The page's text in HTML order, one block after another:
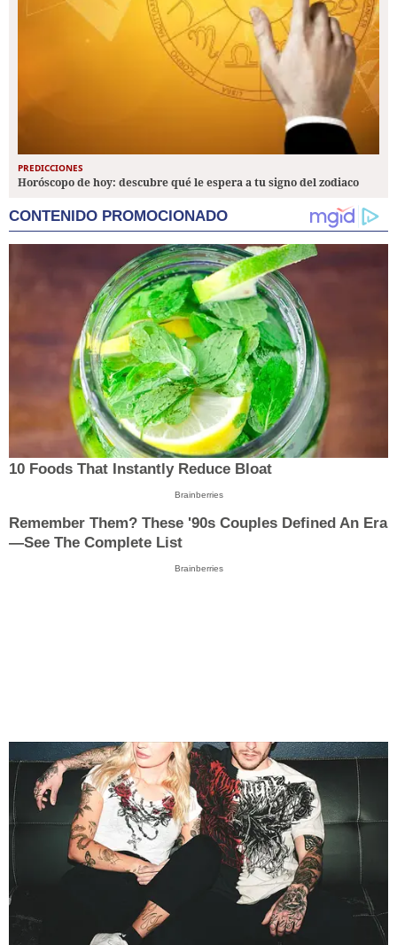
PREDICCIONES
Horóscopo de hoy: descubre qué le espera a tu signo del zodiaco
CONTENIDO PROMOCIONADO
10 Foods That Instantly Reduce Bloat
Brainberries
Remember Them? These '90s Couples Defined An Era
—See The Complete List
Brainberries